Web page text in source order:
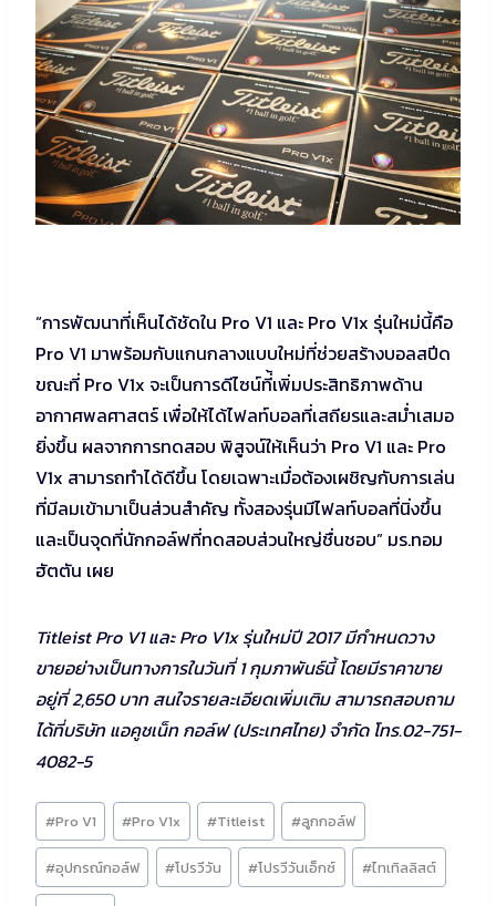
“การพัฒนาที่เห็นได้ชัดใน Pro V1 และ Pro V1x รุ่นใหม่นี้คือ
Pro V1 มาพร้อมกับแกนกลางแบบใหม่ที่ช่วยสร้างบอลสปีด
ขณะที่ Pro V1x จะเป็นการดีไซน์ที่้เพิ่มประสิทธิภาพด้าน
อากาศพลศาสตร์ เพื่อให้ได้ไฟลท์บอลที่เสถียรและสม่ำเสมอ
ยิ่งขึ้น ผลจากการทดสอบ พิสูจน์ให้เห็นว่า Pro V1 และ Pro
V1x สามารถทำได้ดีขึ้น โดยเฉพาะเมื่อต้องเผชิญกับการเล่น
ที่มีลมเข้ามาเป็นส่วนสำคัญ ทั้งสองรุ่นมีไฟลท์บอลที่นิ่งขึ้น
และเป็นจุดที่นักกอล์ฟที่ทดสอบส่วนใหญ่ชื่นชอบ” มร.ทอม
ฮัตตัน เผย
Titleist Pro V1 และ Pro V1x รุ่นใหม่ปี 2017 มีกำหนดวาง
ขายอย่างเป็นทางการในวันที่ 1 กุมภาพันธ์นี้ โดยมีราคาขาย
อยู่ที่ 2,650 บาท สนใจรายละเอียดเพิ่มเติม สามารถสอบถาม
ได้ที่บริษัท แอคูชเน็ท กอล์ฟ (ประเทศไทย) จำกัด โทร.02-751-
4082-5
Post
Tags:
#Pro V1 #Pro V1x #Titleist #ลูกกอล์ฟ
#อุปกรณ์กอล์ฟ #โปรวีวัน #โปรวีวันเอ็กซ์ #ไทเทิลลิสต์